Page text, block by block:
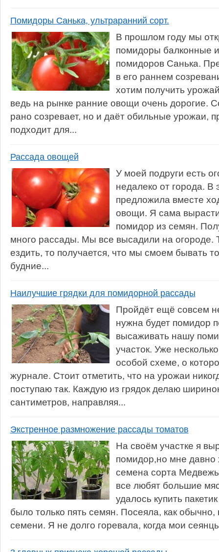
Помидоры Санька, ультраранний сорт.
В прошлом году мы
помидоры балконные
помидоров Санька.
в его раннем
хотим получить
ведь на рынке ранние овощи очень дорогие.
рано созревает, но и даёт обильные урожаи,
подходит для...
Рассада овощей
У моей подруги есть
недалеко от города. В
предложила вместе
овощи. Я сама
помидор из семян.
много рассады. Мы все высадили на огороде.
ездить, то получается, что мы смоем бывать
будние...
Наилучшие грядки для помидорной рассады
Пройдёт ещё совсем
нужна будет помидор
высаживать нашу
участок. Уже
особой схеме, о
журнале. Стоит отметить, что на урожаи
поступаю так. Каждую из грядок делаю
сантиметров, направляя...
Экстренное размножение рассады томатов
На своём участке я
помидор,но мне давно
семена сорта
все любят большие
удалось купить
было только пять семян. Посеяла, как обычно,
семени. Я не долго горевала, когда мои